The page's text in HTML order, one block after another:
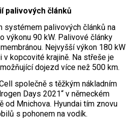
palivových článků
systémem palivových článků na
výkonu 90 kW. Palivové články
Nejvyšší výkon 180 kW
kopcovité krajině. Na střeše je
dojezd více než 500 km.
společně s těžkým nákladním
Days 2021“ v německém
Mnichova. Hyundai tím znovu
s pohonem na vodík.